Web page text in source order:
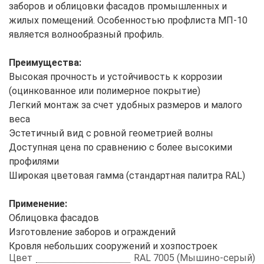
заборов и облицовки фасадов промышленных и
жилых помещений. Особенностью профлиста МП-10
является волнообразный профиль.
Преимущества:
Высокая прочность и устойчивость к коррозии
(оцинкованное или полимерное покрытие)
Легкий монтаж за счет удобных размеров и малого
веса
Эстетичный вид с ровной геометрией волны
Доступная цена по сравнению с более высокими
профилями
Широкая цветовая гамма (стандартная палитра RAL)
Применение:
Облицовка фасадов
Изготовление заборов и ограждений
Кровля небольших сооружений и хозпостроек
Цвет
RAL 7005 (Мышино-серый)